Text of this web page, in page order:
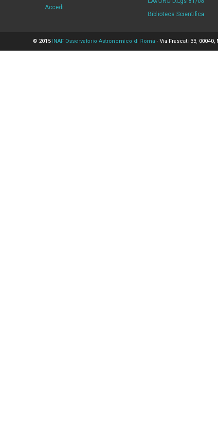
Accedi
Biblioteca Scientifica
© 2015 INAF Osservatorio Astronomico di Roma - Via Frascati 33,